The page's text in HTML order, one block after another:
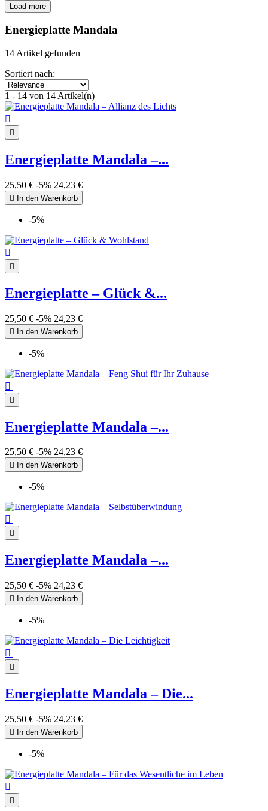
Clear
€
Mandala
14
View products14
Load more
Energieplatte Mandala
14 Artikel gefunden
Sortiert nach:
1 - 14 von 14 Artikel(n)
 |

Energieplatte Mandala –...
25,50 € -5% 24,23 €
 In den Warenkorb
-5%
 |

Energieplatte – Glück &...
25,50 € -5% 24,23 €
 In den Warenkorb
-5%
 |

Energieplatte Mandala –...
25,50 € -5% 24,23 €
 In den Warenkorb
-5%
 |

Energieplatte Mandala –...
25,50 € -5% 24,23 €
 In den Warenkorb
-5%
 |

Energieplatte Mandala – Die...
25,50 € -5% 24,23 €
 In den Warenkorb
-5%
 |
